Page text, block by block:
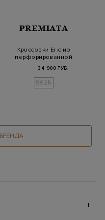
PREMIATA
Кроссовки Eric из
перфорированной
сим…
34 900 РУБ.
SS25